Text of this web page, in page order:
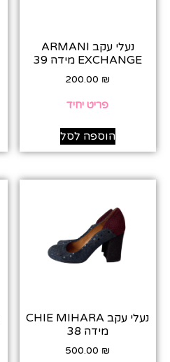
נעלי עקב ARMANI
EXCHANGE מידה 39
200.00 ₪
פריט יחיד
הוספה לסל
נעלי עקב CHIE MIHARA
מידה 38
500.00 ₪